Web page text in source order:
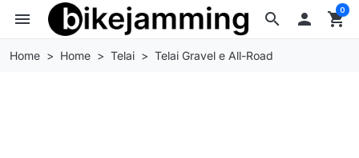
search
menu  shopping_cart
0
Home Home Telai Telai Gravel e All-Road